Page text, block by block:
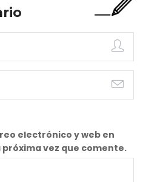
electrónico y web en
vez que comente.